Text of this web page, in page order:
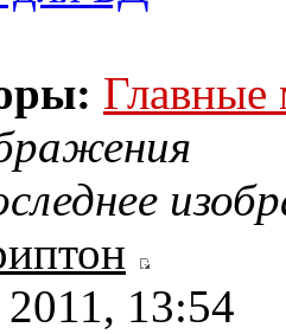
Главные
13:54